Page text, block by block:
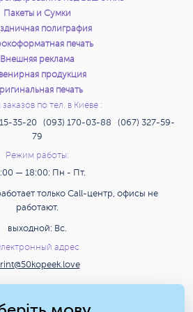
Пакеты и Сумки
полиграфия
печать
Внешняя реклама
продукция
печать
по тел. в Киеве :
35-20 (093) 170-03-88 (067) 327-59-
79
Режим работы:
— 18:00: Пн - Пт.
только Call-центр, офисы не
работают.
выходной: Вс.
адрес